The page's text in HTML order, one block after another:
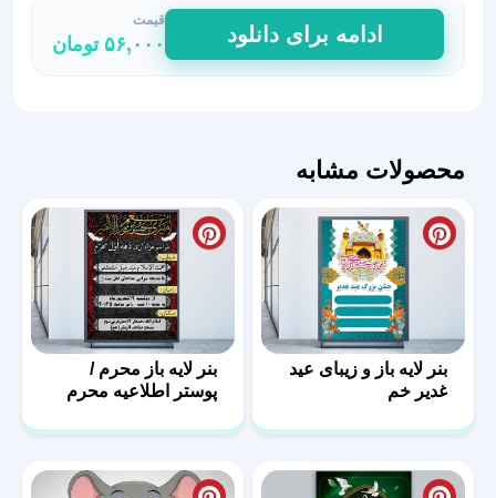
خرید
تراکت
رستوران
بر
کد
65
ادامه برای دانلود
قیمت
۵۶,۰۰۰ تومان
محصولات مشابه
بنر لایه باز و زیبای عید
غدیر خم
بنر لایه باز محرم /
پوستر اطلاعیه محرم